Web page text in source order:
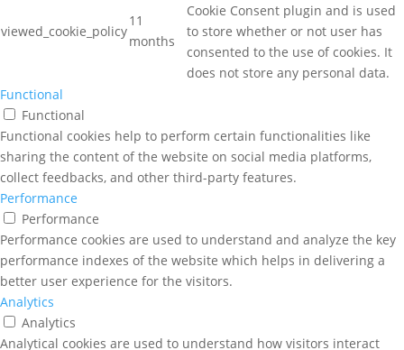
viewed_cookie_policy
11
months
Cookie Consent plugin and is used
to store whether or not user has
consented to the use of cookies. It
does not store any personal data.
Functional
Functional
Functional cookies help to perform certain functionalities like
sharing the content of the website on social media platforms,
collect feedbacks, and other third-party features.
Performance
Performance
Performance cookies are used to understand and analyze the key
performance indexes of the website which helps in delivering a
better user experience for the visitors.
Analytics
Analytics
Analytical cookies are used to understand how visitors interact